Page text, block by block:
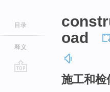
目录
释义
oad
施工和检